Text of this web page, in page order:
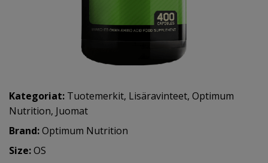
Kategoriat: Tuotemerkit, Lisäravinteet, Optimum
Nutrition, Juomat
Brand:Optimum Nutrition
Size:OS